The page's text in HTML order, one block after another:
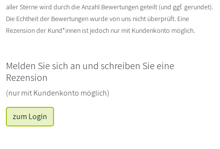
aller Sterne wird durch die Anzahl Bewertungen geteilt (und ggf. gerundet).
Die Echtheit der Bewertungen wurde von uns nicht überprüft. Eine
Rezension der Kund*innen ist jedoch nur mit Kundenkonto möglich.
Melden Sie sich an und schreiben Sie eine
Rezension
(nur mit Kundenkonto möglich)
zum Login